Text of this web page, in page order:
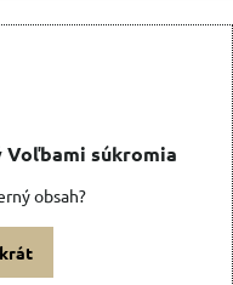
Voľbami súkromia
obsah?